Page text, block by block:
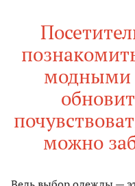
модными
можно